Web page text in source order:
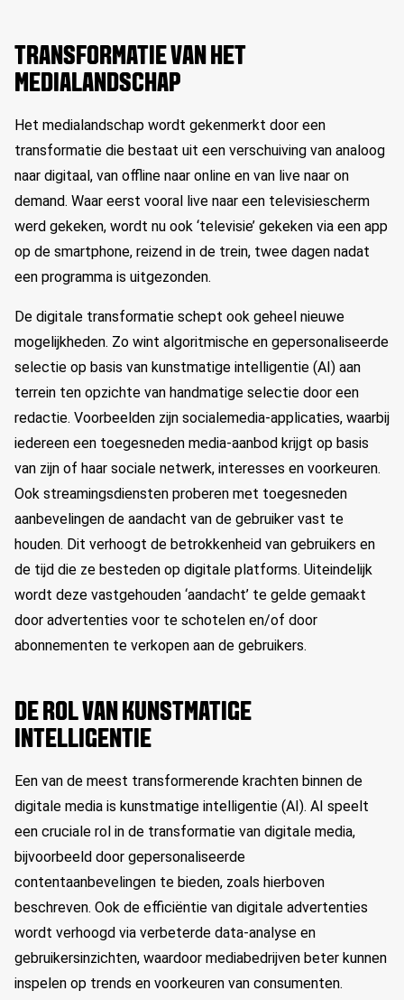
TRANSFORMATIE VAN HET
MEDIALANDSCHAP
Het medialandschap wordt gekenmerkt door een
transformatie die bestaat uit een verschuiving van analoog
naar digitaal, van offline naar online en van live naar on
demand. Waar eerst vooral live naar een televisiescherm
werd gekeken, wordt nu ook ‘televisie’ gekeken via een app
op de smartphone, reizend in de trein, twee dagen nadat
een programma is uitgezonden.
De digitale transformatie schept ook geheel nieuwe
mogelijkheden. Zo wint algoritmische en gepersonaliseerde
selectie op basis van kunstmatige intelligentie (AI) aan
terrein ten opzichte van handmatige selectie door een
redactie. Voorbeelden zijn socialemedia-applicaties, waarbij
iedereen een toegesneden media-aanbod krijgt op basis
van zijn of haar sociale netwerk, interesses en voorkeuren.
Ook streamingsdiensten proberen met toegesneden
aanbevelingen de aandacht van de gebruiker vast te
houden. Dit verhoogt de betrokkenheid van gebruikers en
de tijd die ze besteden op digitale platforms. Uiteindelijk
wordt deze vastgehouden ‘aandacht’ te gelde gemaakt
door advertenties voor te schotelen en/of door
abonnementen te verkopen aan de gebruikers.
DE ROL VAN KUNSTMATIGE
INTELLIGENTIE
Een van de meest transformerende krachten binnen de
digitale media is kunstmatige intelligentie (AI). AI speelt
een cruciale rol in de transformatie van digitale media,
bijvoorbeeld door gepersonaliseerde
contentaanbevelingen te bieden, zoals hierboven
beschreven. Ook de efficiëntie van digitale advertenties
wordt verhoogd via verbeterde data-analyse en
gebruikersinzichten, waardoor mediabedrijven beter kunnen
inspelen op trends en voorkeuren van consumenten.